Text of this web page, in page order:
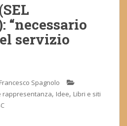
“necessario
servizio
Francesco Spagnolo
rappresentanza, Idee, Libri e siti